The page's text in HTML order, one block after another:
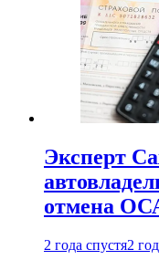
Эксперт
отмена
2 года спустя2